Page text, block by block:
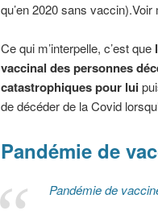
qu’en 2020 sans vaccin).Voir
Ce qui m’interpelle, c’est que
vaccinal des personnes
catastrophiquespour lui
de décéder de la Covid
Pandémie de
Pandémie de